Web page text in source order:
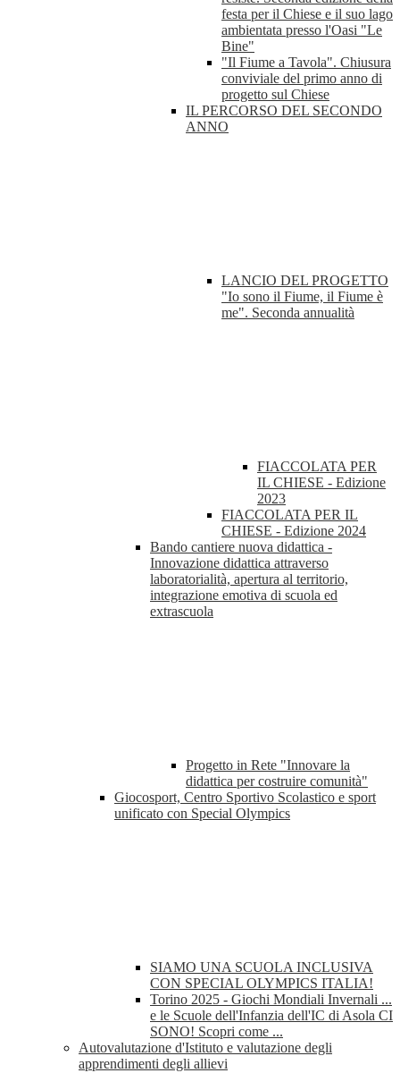
festa per il Chiese e il suo lago
ambientata presso l'Oasi "Le
Bine"
"Il Fiume a Tavola". Chiusura
conviviale del primo anno di
progetto sul Chiese
IL PERCORSO DEL SECONDO
ANNO
LANCIO DEL PROGETTO
"Io sono il Fiume, il Fiume è
me". Seconda annualità
FIACCOLATA PER
IL CHIESE - Edizione
2023
FIACCOLATA PER IL
CHIESE - Edizione 2024
Bando cantiere nuova didattica -
Innovazione didattica attraverso
laboratorialità, apertura al territorio,
integrazione emotiva di scuola ed
extrascuola
Progetto in Rete "Innovare la
didattica per costruire comunità"
Giocosport, Centro Sportivo Scolastico e sport
unificato con Special Olympics
SIAMO UNA SCUOLA INCLUSIVA
CON SPECIAL OLYMPICS ITALIA!
Torino 2025 - Giochi Mondiali Invernali ...
e le Scuole dell'Infanzia dell'IC di Asola CI
SONO! Scopri come ...
Autovalutazione d'Istituto e valutazione degli
apprendimenti degli allievi